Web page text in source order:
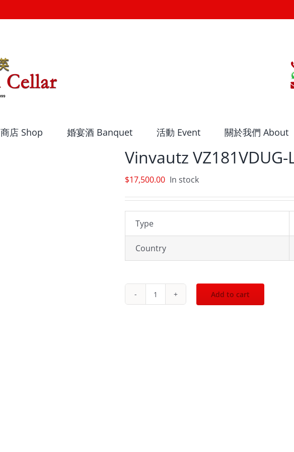
商店 Shop 婚宴酒 Banquet 活動 Event 關於我們 About
Vinvautz VZ181VDUG-
$17,500.00 In stock
Type
Country
Vinvautz
Add to cart